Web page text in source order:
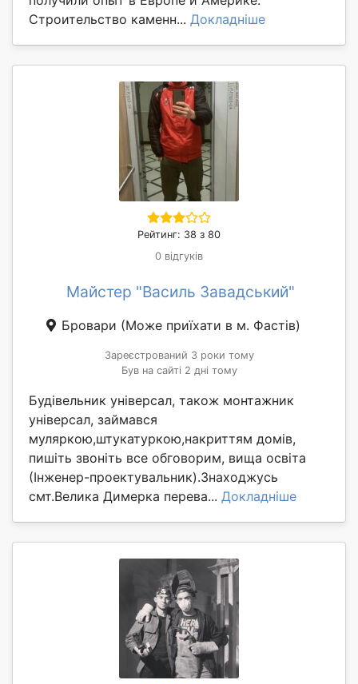
Строительство каменн... Докладніше
Рейтинг: 38 з 80
0 відгуків
Майстер "Василь Завадський"
Бровари (Може приїхати в м. Фастів)
Зареєстрований 3 роки тому
Був на сайті 2 дні тому
Будівельник універсал, також монтажник
універсал, займався
муляркою,штукатуркою,накриттям домів,
пишіть звоніть все обговорим, вища освіта
(Інженер-проектувальник).Знаходжусь
смт.Велика Димерка перева... Докладніше